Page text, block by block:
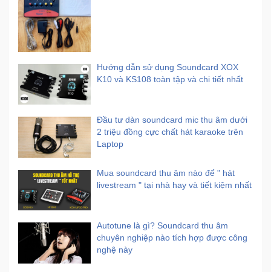
Hướng dẫn sử dụng Soundcard XOX
K10 và KS108 toàn tập và chi tiết nhất
Đầu tư dàn soundcard mic thu âm dưới
2 triệu đồng cực chất hát karaoke trên
Laptop
Mua soundcard thu âm nào để " hát
livestream " tại nhà hay và tiết kiệm nhất
Autotune là gì? Soundcard thu âm
chuyên nghiệp nào tích hợp được công
nghệ này